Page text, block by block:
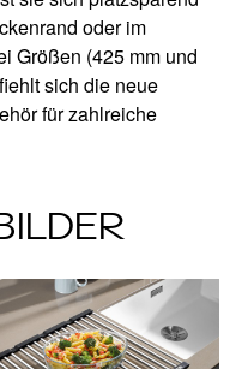
oder im
Größen (425 mm und
sich die neue
für zahlreiche